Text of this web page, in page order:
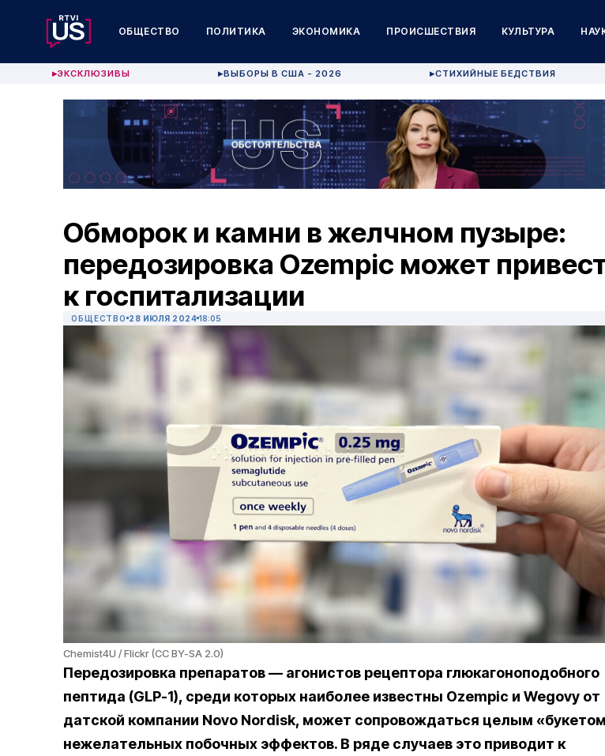
ОБЩЕСТВО ПОЛИТИКА ЭКОНОМИКА ПРОИСШЕСТВИЯ КУЛЬТУРА
▶ЭКСКЛЮЗИВЫ ▶ВЫБОРЫ В США - 2026 ▶СТИХИЙНЫЕ БЕДСТВИЯ
Обморок и камни в желчном пузыре:
передозировка Ozempic может
к госпитализации
ОБЩЕСТВО 28 ИЮЛЯ 2024 18:05
Chemist4U / Flickr (CC BY-SA 2.0)
Передозировка препаратов — агонистов рецептора глюкагоноподобного
пептида (GLP-1), среди которых наиболее известны Ozempic и Wegovy от
датской компании Novo Nordisk, может сопровождаться целым
нежелательных побочных эффектов. В ряде случаев это приводит к